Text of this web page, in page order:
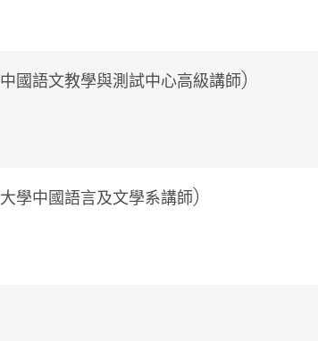
國語文教學與測試中心高級講師)
學中國語言及文學系講師)